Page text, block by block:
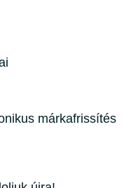
márkafrissítés